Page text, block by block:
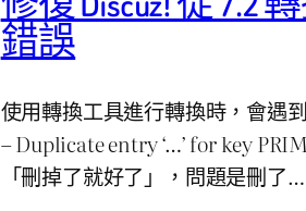
錯誤
使用轉換工具進行轉換時，會遇
– Duplicate entry ‘…’ for key
「刪掉了就好了」，問題是刪了…